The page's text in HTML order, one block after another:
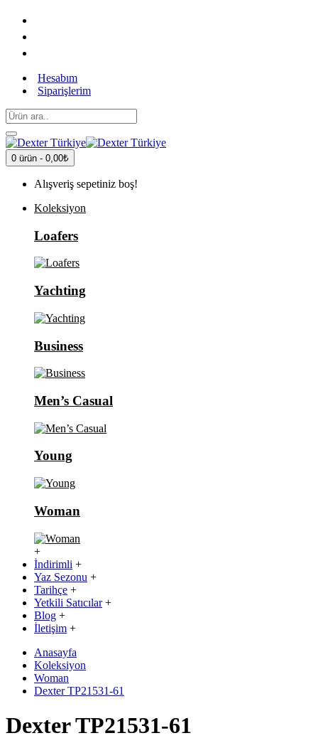
Hesabım
Siparişlerim
0 ürün - 0,00₺
Alışveriş sepetiniz boş!
Koleksiyon
Loafers
Yachting
Business
Men’s Casual
Young
Woman
+
İndirimli +
Yaz Sezonu +
Tarihçe +
Yetkili Satıcılar +
Blog +
İletişim +
Anasayfa
Koleksiyon
Woman
Dexter TP21531-61
Dexter TP21531-61